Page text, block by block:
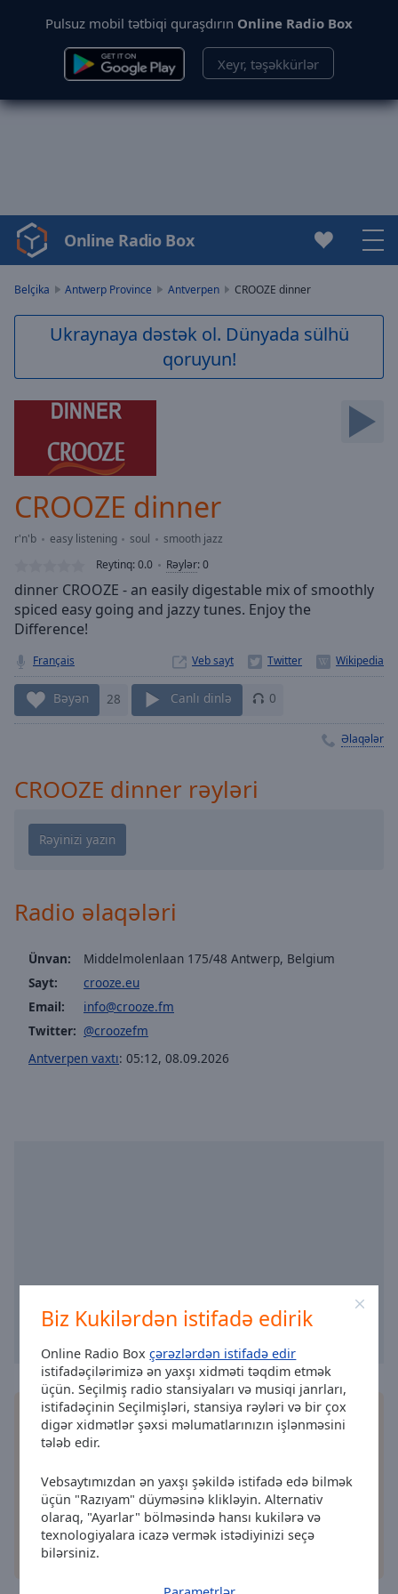
Biz Kukilərdən istifadə edirik
Online Radio Boxçərəzlərdən istifadə edir
istifadəçilərimizə ən yaxşı xidməti təqdim etmək
üçün. Seçilmiş radio stansiyaları və musiqi janrları,
istifadəçinin Seçilmişləri, stansiya rəyləri və bir çox
digər xidmətlər şəxsi məlumatlarınızın işlənməsini
tələb edir.
Vebsaytımızdan ən yaxşı şəkildə istifadə edə bilmək
üçün "Razıyam" düyməsinə klikləyin. Alternativ
olaraq, "Ayarlar" bölməsində hansı kukilərə və
texnologiyalara icazə vermək istədiyinizi seçə
bilərsiniz.
Pulsuz mobil tətbiqi quraşdırın Online Radio Box
Xeyr, təşəkkürlər
Video
Player
Skip
Current
Loaded :
Stream
TypeLIVE
Seek to
currently
behind
liveLIVE
Remaining
Time-
Playback
Chapters
Descriptions
off,
selected
subtitles
Picture
modal
window.
Beginning
dialog
window.
Escape
Online Radio Box
Belçika Antwerp Province Antverpen CROOZE dinner
Ukraynaya dəstək ol. Dünyada sülhü
qoruyun!
CROOZE dinner
r'n'b easy listening soul
smooth jazz
Reytinq:0.0 Rəylər:0
dinner CROOZE - an easily digestable mix of smoothly
spiced easy going and jazzy tunes. Enjoy the
Difference!
Français Veb sayt
Bəyən 28 Canlı dinlə 0
Əlaqələr
CROOZE dinner rəyləri
Radio əlaqələri
Ünvan:
Middelmolenlaan 175/48 Antwerp, Belgium
Sayt:
crooze.eu
Email:
info@crooze.fm
Twitter: @croozefm
Antverpen vaxtı: 05:12, 08.09.2026
Pulsuz Online Radio Boxtətbiqtətbiqini
smartfonunuza yükləyin və sevimli radio
olun!